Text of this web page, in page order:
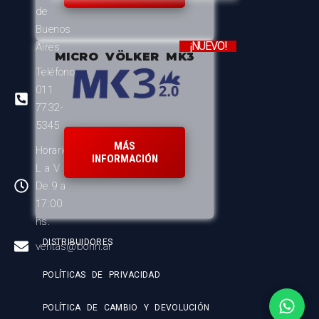
de
Buenos
Aires.
Teléfono:
011
7732-
5345
Horario:
L a V
De 9 a
17:00
hs.
ventas@bohn.ar
MICRO VÖLKER MK3
¡NUEVO!
MÁS
INFORMACIÓN
DISTRIBUIDORES
POLÍTICAS DE PRIVACIDAD
POLÍTICA DE CAMBIO Y DEVOLUCIÓN